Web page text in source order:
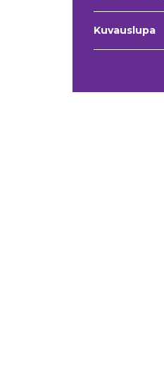
Kuvauslupa